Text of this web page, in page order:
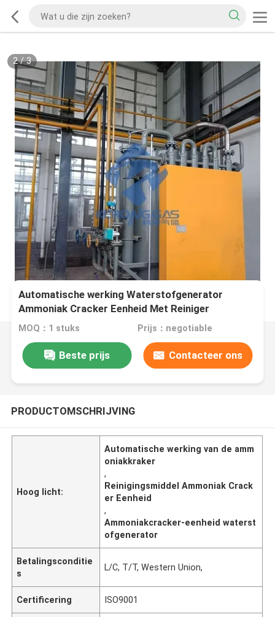
2/3
Automatische werking Waterstofgenerator
Ammoniak Cracker Eenheid Met Reiniger
MOQ：1 stuks Prijs：negotiable
Beste prijs Contacteer ons
PRODUCTOMSCHRIJVING
Hoog licht:
Automatische werking van de amm
oniakkraker
,
Reinigingsmiddel Ammoniak Crack
er Eenheid
,
Ammoniakcracker-eenheid waterst
ofgenerator
Betalingsconditie
s
L/C, T/T, Western Union,
Certificering ISO9001